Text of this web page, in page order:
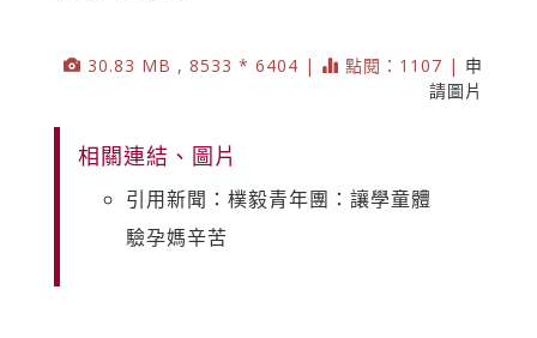
30.83 MB , 8533 * 6404 | 點閱：1107 | 申
請圖片
相關連結、圖片
引用新聞：樸毅青年團：讓學童體
驗孕媽辛苦